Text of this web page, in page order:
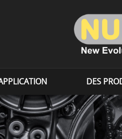
DES